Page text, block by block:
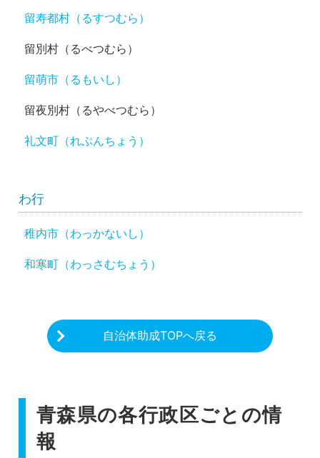
留寿都村（るすつむら）
留別村（るべつむら）
留萌市（るもいし）
留夜別村（るやべつむら）
礼文町（れぶんちょう）
わ行
稚内市（わっかないし）
和寒町（わっさむちょう）
自治体助成TOPへ戻る
青森県の各行政区ごとの情
報